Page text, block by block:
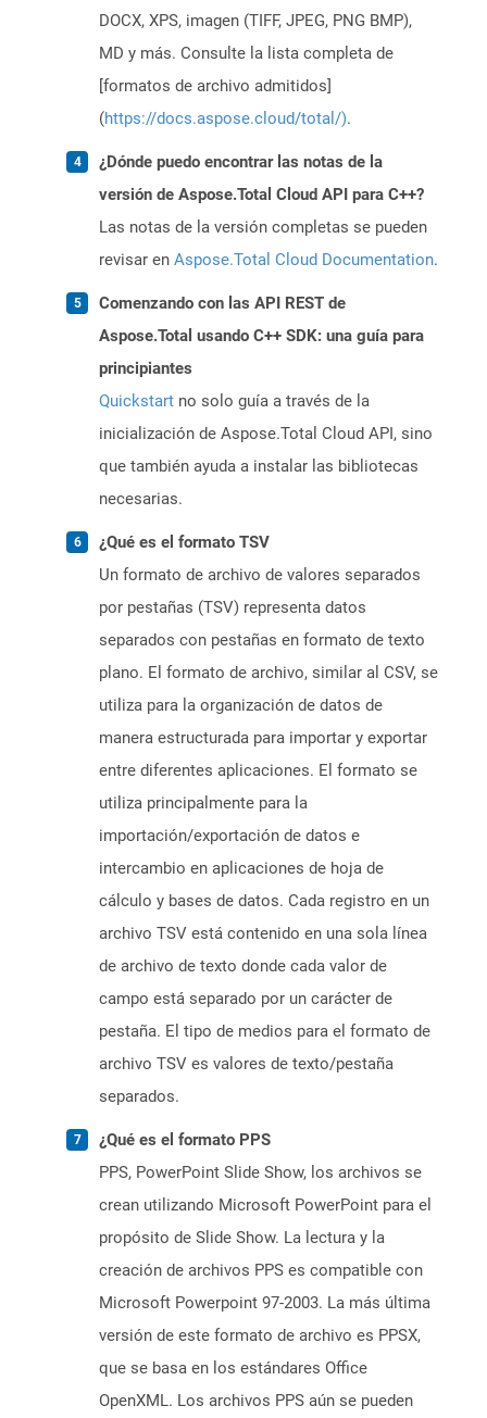
DOCX, XPS, imagen (TIFF, JPEG, PNG BMP),
MD y más. Consulte la lista completa de
[formatos de archivo admitidos]
(https://docs.aspose.cloud/total/).
¿Dónde puedo encontrar las notas de la
versión de Aspose.Total Cloud API para C++?
Las notas de la versión completas se pueden
revisar en Aspose.Total Cloud Documentation.
Comenzando con las API REST de
Aspose.Total usando C++ SDK: una guía para
principiantes
Quickstart no solo guía a través de la
inicialización de Aspose.Total Cloud API, sino
que también ayuda a instalar las bibliotecas
necesarias.
¿Qué es el formato TSV
Un formato de archivo de valores separados
por pestañas (TSV) representa datos
separados con pestañas en formato de texto
plano. El formato de archivo, similar al CSV, se
utiliza para la organización de datos de
manera estructurada para importar y exportar
entre diferentes aplicaciones. El formato se
utiliza principalmente para la
importación/exportación de datos e
intercambio en aplicaciones de hoja de
cálculo y bases de datos. Cada registro en un
archivo TSV está contenido en una sola línea
de archivo de texto donde cada valor de
campo está separado por un carácter de
pestaña. El tipo de medios para el formato de
archivo TSV es valores de texto/pestaña
separados.
¿Qué es el formato PPS
PPS, PowerPoint Slide Show, los archivos se
crean utilizando Microsoft PowerPoint para el
propósito de Slide Show. La lectura y la
creación de archivos PPS es compatible con
Microsoft Powerpoint 97-2003. La más última
versión de este formato de archivo es PPSX,
que se basa en los estándares Office
OpenXML. Los archivos PPS aún se pueden